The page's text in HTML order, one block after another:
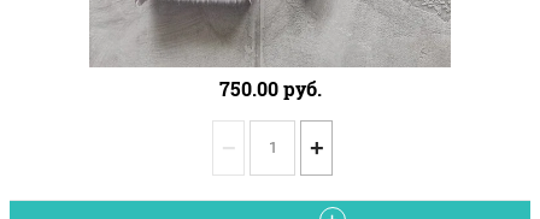
750.00руб.
− +